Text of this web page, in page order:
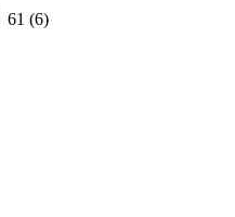
61 (6)